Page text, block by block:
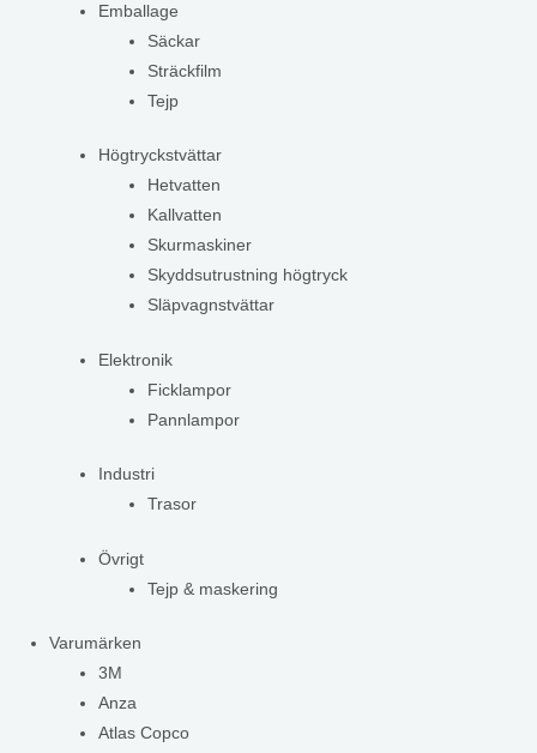
Emballage
Säckar
Sträckfilm
Tejp
Högtryckstvättar
Hetvatten
Kallvatten
Skurmaskiner
Skyddsutrustning högtryck
Släpvagnstvättar
Elektronik
Ficklampor
Pannlampor
Industri
Trasor
Övrigt
Tejp & maskering
Varumärken
3M
Anza
Atlas Copco